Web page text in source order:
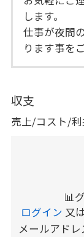
します。
仕事が夜間
ります事を
収支
売上/コスト/利
📊
ログイン 又
メールアドレ